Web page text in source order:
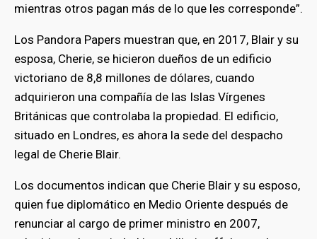
mientras otros pagan más de lo que les corresponde”.
Los Pandora Papers muestran que, en 2017, Blair y su
esposa, Cherie, se hicieron dueños de un edificio
victoriano de 8,8 millones de dólares, cuando
adquirieron una compañía de las Islas Vírgenes
Británicas que controlaba la propiedad. El edificio,
situado en Londres, es ahora la sede del despacho
legal de Cherie Blair.
Los documentos indican que Cherie Blair y su esposo,
quien fue diplomático en Medio Oriente después de
renunciar al cargo de primer ministro en 2007,